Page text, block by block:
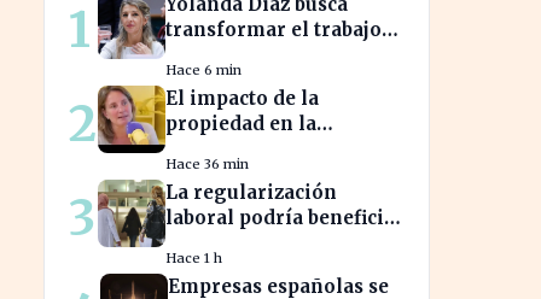
1
transformar el trabajo
de derechos laborales
Hace 6 min
2
El impacto de la
propiedad en la
advierten sobre su
relevancia tras los 40
Hace 36 min
3
La regularización
laboral podría beneficiar
en España este año.
Hace 1 h
Empresas españolas se